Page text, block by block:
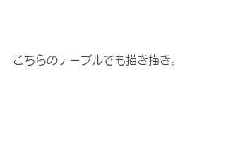
こちらのテーブルでも描き描き。